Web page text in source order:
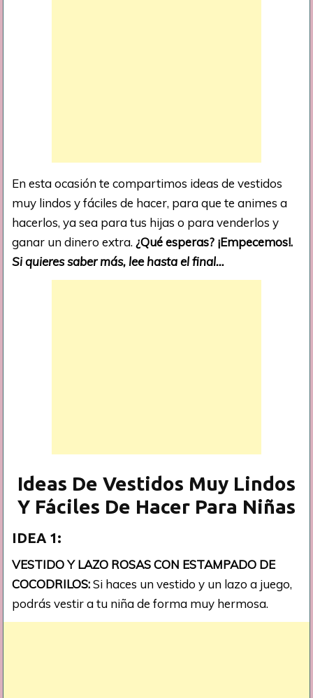
En esta ocasión te compartimos ideas de vestidos
muy lindos y fáciles de hacer, para que te animes a
hacerlos, ya sea para tus hijas o para venderlos y
ganar un dinero extra. ¿Qué esperas? ¡Empecemos!.
Si quieres saber más, lee hasta el final…
Ideas De Vestidos Muy Lindos
Y Fáciles De Hacer Para Niñas
IDEA 1:
VESTIDO Y LAZO ROSAS CON ESTAMPADO DE
COCODRILOS:Si haces un vestido y un lazo a juego,
podrás vestir a tu niña de forma muy hermosa.